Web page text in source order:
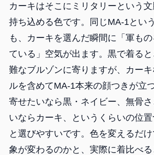
カーキはそこにミリタリーという
持ち込める色です。同じMA-1とい
も、カーキを選んだ瞬間に「軍も
ている」空気が出ます。黒で着る
難なブルゾンに寄りますが、カー
ルを含めてMA-1本来の顔つきが立
寄せたいなら黒・ネイビー、無骨
いならカーキ、というくらいの位
と選びやすいです。色を変えるだ
象が変わるのかと、実際に着比べ